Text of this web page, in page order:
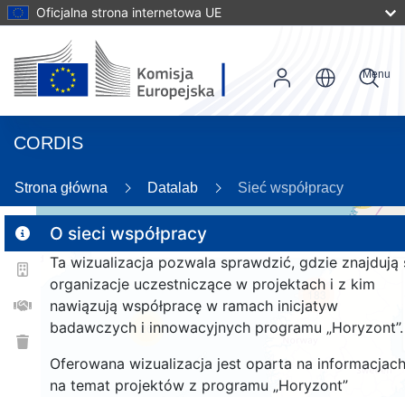
Oficjalna strona internetowa UE
CORDIS
Menu
Strona główna Datalab Sieć współpracy
O sieci współpracy
Ta wizualizacja pozwala sprawdzić, gdzie znajdują
organizacje uczestniczące w projektach i z kim
nawiązują współpracę w ramach inicjatyw
badawczych i innowacyjnych programu „Horyzont”.
Oferowana wizualizacja jest oparta na informacjach
na temat projektów z programu „Horyzont”
26
183